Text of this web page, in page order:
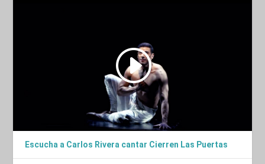
Escucha a Carlos Rivera cantar Cierren Las Puertas